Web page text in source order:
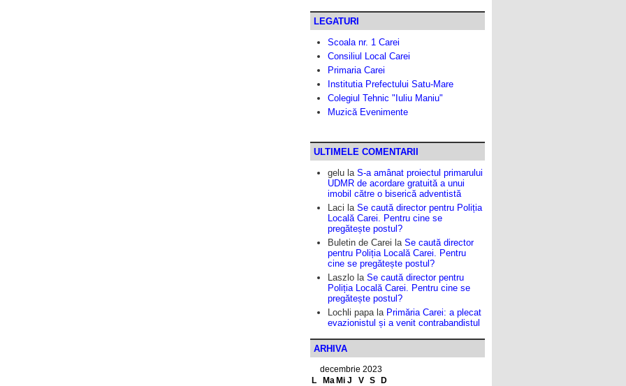
LEGATURI
Scoala nr. 1 Carei
Consiliul Local Carei
Primaria Carei
Institutia Prefectului Satu-Mare
Colegiul Tehnic "Iuliu Maniu"
Muzică Evenimente
ULTIMELE COMENTARII
gelu la S-a amânat proiectul primarului
UDMR de acordare gratuită a unui
imobil către o biserică adventistă
Laci la Se caută director pentru Poliția
Locală Carei. Pentru cine se
pregătește postul?
Buletin de Carei la Se caută director
pentru Poliția Locală Carei. Pentru
cine se pregătește postul?
Laszlo la Se caută director pentru
Poliția Locală Carei. Pentru cine se
pregătește postul?
Lochli papala Primăria Carei: a plecat
evazionistul și a venit contrabandistul
ARHIVA
decembrie 2023
L
Ma Mi J V S D